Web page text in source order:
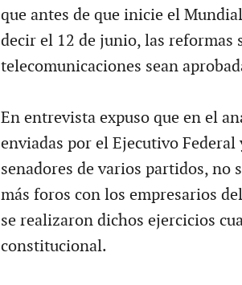
que antes de que inicie el
decir el 12 de junio, las reformas
telecomunicaciones sean
En entrevista expuso que en el
enviadas por el Ejecutivo
senadores de varios partidos, no
más foros con los empresarios
se realizaron dichos ejercicios
constitucional.